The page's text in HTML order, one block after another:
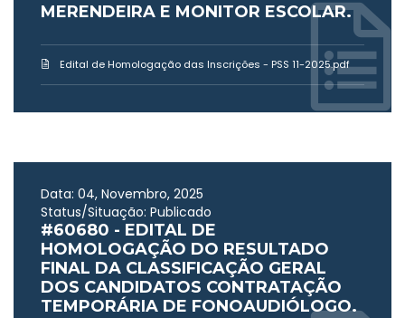
MERENDEIRA E MONITOR ESCOLAR.
Edital de Homologação das Inscrições - PSS 11-2025.pdf
Data: 04, Novembro, 2025
Status/Situação: Publicado
#60680 - EDITAL DE
HOMOLOGAÇÃO DO RESULTADO
FINAL DA CLASSIFICAÇÃO GERAL
DOS CANDIDATOS CONTRATAÇÃO
TEMPORÁRIA DE FONOAUDIÓLOGO.